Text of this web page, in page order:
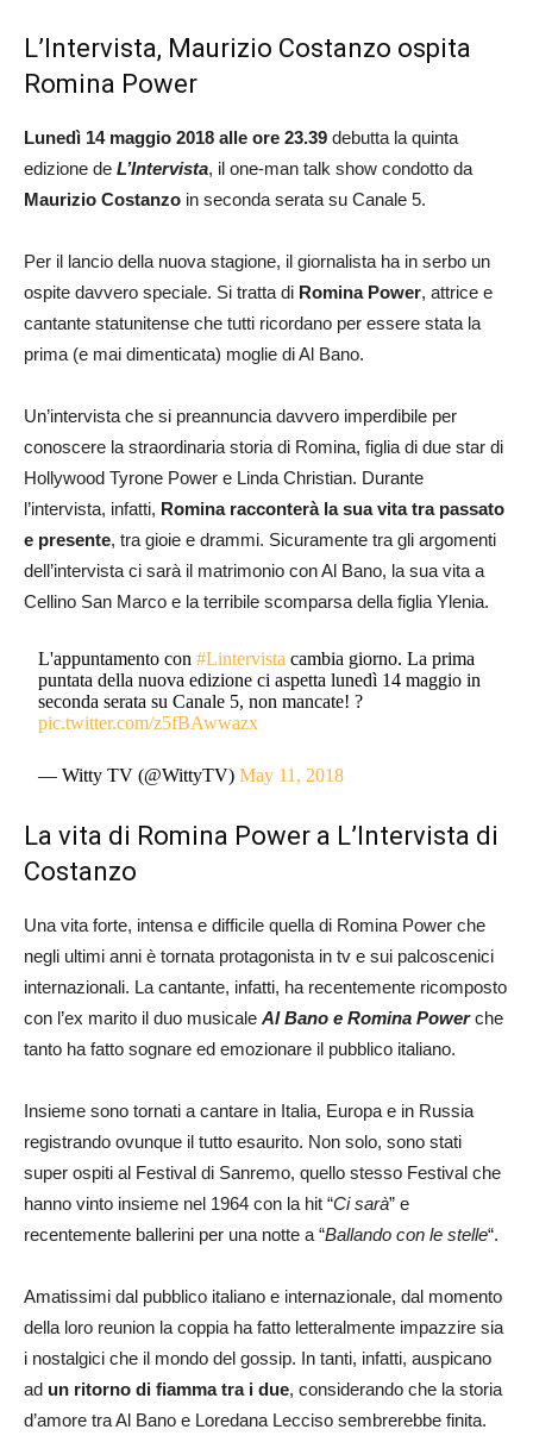
L’Intervista, Maurizio Costanzo ospita
Romina Power
Lunedì 14 maggio 2018 alle ore 23.39 debutta la quinta
edizione de L’Intervista, il one-man talk show condotto da
Maurizio Costanzo in seconda serata su Canale 5.
Per il lancio della nuova stagione, il giornalista ha in serbo un
ospite davvero speciale. Si tratta di Romina Power, attrice e
cantante statunitense che tutti ricordano per essere stata la
prima (e mai dimenticata) moglie di Al Bano.
Un’intervista che si preannuncia davvero imperdibile per
conoscere la straordinaria storia di Romina, figlia di due star di
Hollywood Tyrone Power e Linda Christian. Durante
l’intervista, infatti, Romina racconterà la sua vita tra passato
e presente, tra gioie e drammi. Sicuramente tra gli argomenti
dell’intervista ci sarà il matrimonio con Al Bano, la sua vita a
Cellino San Marco e la terribile scomparsa della figlia Ylenia.
L'appuntamento con#Lintervista cambia giorno. La prima
puntata della nuova edizione ci aspetta lunedì 14 maggio in
seconda serata su Canale 5, non mancate! ?
pic.twitter.com/z5fBAwwazx
— Witty TV (@WittyTV)May 11, 2018
La vita di Romina Power a L’Intervista di
Costanzo
Una vita forte, intensa e difficile quella di Romina Power che
negli ultimi anni è tornata protagonista in tv e sui palcoscenici
internazionali. La cantante, infatti, ha recentemente ricomposto
con l’ex marito il duo musicale Al Bano e Romina Powerche
tanto ha fatto sognare ed emozionare il pubblico italiano.
Insieme sono tornati a cantare in Italia, Europa e in Russia
registrando ovunque il tutto esaurito. Non solo, sono stati
super ospiti al Festival di Sanremo, quello stesso Festival che
hanno vinto insieme nel 1964 con la hit “Ci sarà” e
recentemente ballerini per una notte a “Ballando con le stelle“.
Amatissimi dal pubblico italiano e internazionale, dal momento
della loro reunion la coppia ha fatto letteralmente impazzire sia
i nostalgici che il mondo del gossip. In tanti, infatti, auspicano
ad un ritorno di fiamma tra i due, considerando che la storia
d’amore tra Al Bano e Loredana Lecciso sembrerebbe finita.